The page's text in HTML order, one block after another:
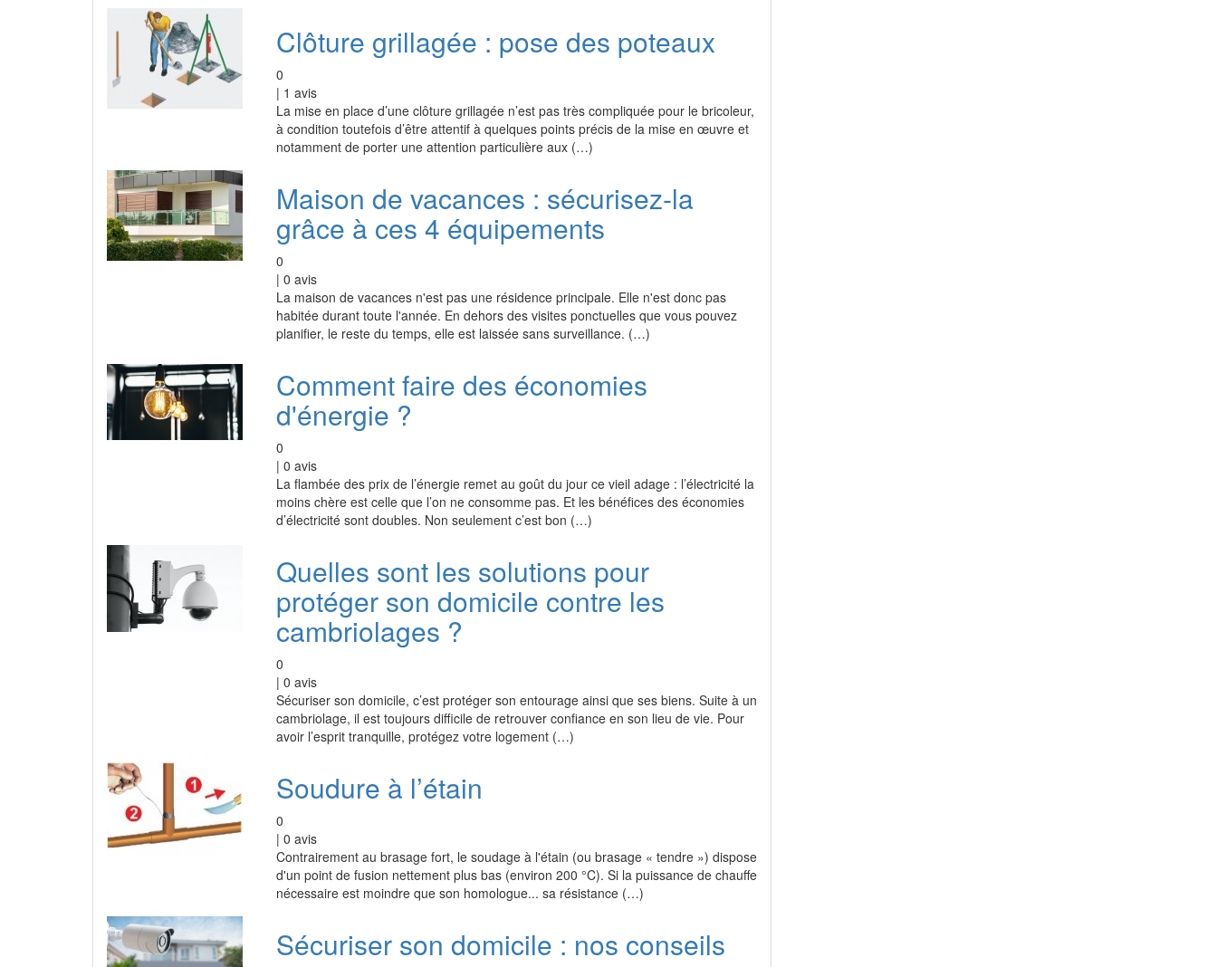
Clôture grillagée : pose des poteaux
0
| 1 avis
La mise en place d’une clôture grillagée n’est pas très compliquée pour le bricoleur,
à condition toutefois d’être attentif à quelques points précis de la mise en œuvre et
notamment de porter une attention particulière aux (…)
Maison de vacances : sécurisez-la
grâce à ces 4 équipements
0
| 0 avis
La maison de vacances n'est pas une résidence principale. Elle n'est donc pas
habitée durant toute l'année. En dehors des visites ponctuelles que vous pouvez
planifier, le reste du temps, elle est laissée sans surveillance. (…)
Comment faire des économies
d'énergie ?
0
| 0 avis
La flambée des prix de l’énergie remet au goût du jour ce vieil adage : l’électricité la
moins chère est celle que l’on ne consomme pas. Et les bénéfices des économies
d’électricité sont doubles. Non seulement c’est bon (…)
Quelles sont les solutions pour
protéger son domicile contre les
cambriolages ?
0
| 0 avis
Sécuriser son domicile, c’est protéger son entourage ainsi que ses biens. Suite à un
cambriolage, il est toujours difficile de retrouver confiance en son lieu de vie. Pour
avoir l’esprit tranquille, protégez votre logement (…)
Soudure à l’étain
0
| 0 avis
Contrairement au brasage fort, le soudage à l'étain (ou brasage « tendre ») dispose
d'un point de fusion nettement plus bas (environ 200 °C). Si la puissance de chauffe
nécessaire est moindre que son homologue... sa résistance (…)
Sécuriser son domicile : nos conseils